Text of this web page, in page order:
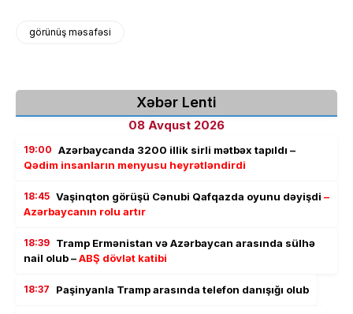
görünüş məsafəsi
Xəbər Lenti
08 Avqust 2026
19:00 Azərbaycanda 3200 illik sirli mətbəx tapıldı –
Qədim insanların menyusu heyrətləndirdi
18:45 Vaşinqton görüşü Cənubi Qafqazda oyunu dəyişdi –
Azərbaycanın rolu artır
18:39 Tramp Ermənistan və Azərbaycan arasında sülhə
nail olub –ABŞ dövlət katibi
18:37 Paşinyanla Tramp arasında telefon danışığı olub